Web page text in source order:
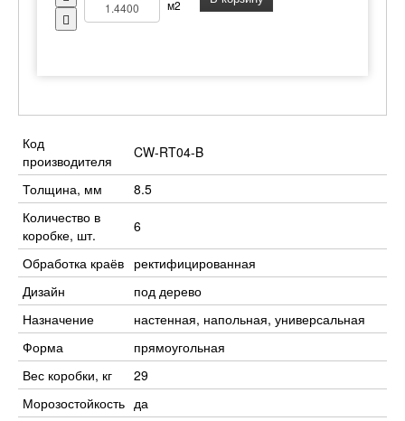
м2
Код
производителя
CW-RT04-B
Толщина, мм
8.5
Количество в
коробке, шт.
6
Обработка краёв ректифицированная
Дизайн
под дерево
Назначение
настенная, напольная, универсальная
Форма
прямоугольная
Вес коробки, кг
29
Морозостойкость да